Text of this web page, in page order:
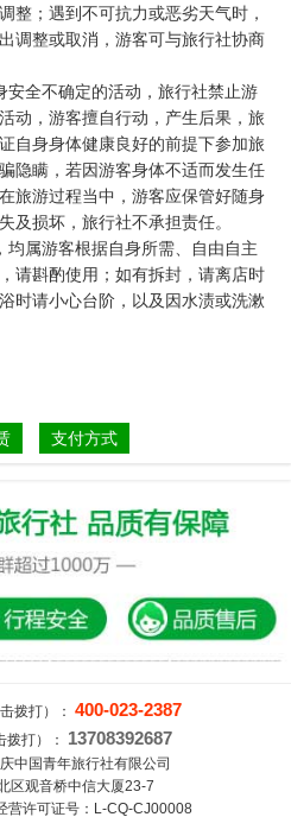
整；遇到不可抗力或恶劣天气时，
调整或取消，游客可与旅行社协商
全不确定的活动，旅行社禁止游
动，游客擅自行动，产生后果，旅
自身身体健康良好的前提下参加旅
隐瞒，若因游客身体不适而发生任
旅游过程当中，游客应保管好随身
及损坏，旅行社不承担责任。
属游客根据自身所需、自由自主
请斟酌使用；如有拆封，请离店时
时请小心台阶，以及因水渍或洗漱
支付方式
拨打）： 400-023-2387
打）： 13708392687
中国青年旅行社有限公司
区观音桥中信大厦23-7
营许可证号：L-CQ-CJ00008